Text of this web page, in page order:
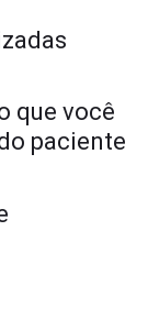
que você
paciente